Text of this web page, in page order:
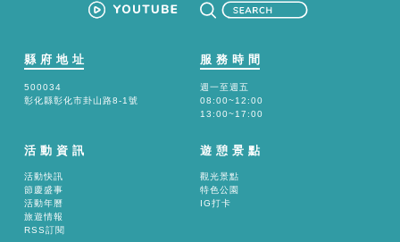
縣府地址
500034
彰化縣彰化市卦山路8-1號
服務時間
週一至週五
08:00~12:00
13:00~17:00
活動資訊
活動快訊
節慶盛事
活動年曆
旅遊情報
RSS訂閱
遊憩景點
觀光景點
特色公園
IG打卡